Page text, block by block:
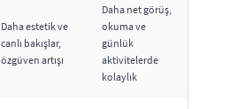
Daha estetik ve
canlı bakışlar,
özgüven artışı
Daha net görüş,
okuma ve
günlük
aktivitelerde
kolaylık